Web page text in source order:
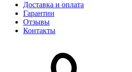
Доставка и оплата
Гарантии
Отзывы
Контакты